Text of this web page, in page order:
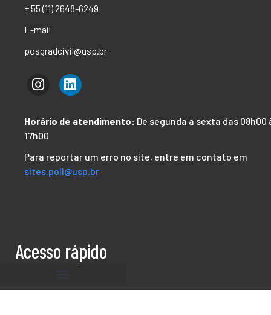
+ 55 (11) 2648-6249
E-mail
posgradcivil@usp.br
Horário de atendimento: De segunda a sexta das 08h00
17h00
Para reportar um erro no site, entre em contato em
sites.poli@usp.br
Acesso rápido